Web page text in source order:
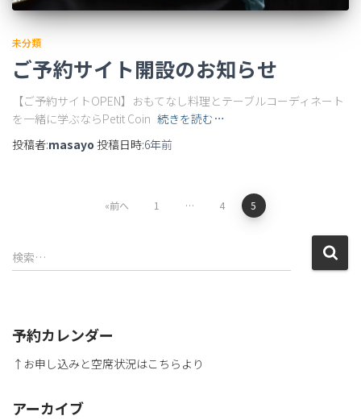
未分類
ご予約サイト開設のお知らせ
【ご予約サイトOPEN】おもてなし料理とテーブルコーディネート
を一緒に学ぶならPetit Coin 続きを読む…
投稿者:masayo 投稿日時:6年前
前へ 1 … 4 5
検索…
予約カレンダー
↑お申し込みと空席状況はこちらより
アーカイブ